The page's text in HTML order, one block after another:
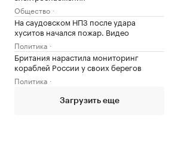
Общество
На саудовском НПЗ после удара
хуситов начался пожар. Видео
Политика
Британия нарастила мониторинг
кораблей России у своих берегов
Политика
Загрузить еще